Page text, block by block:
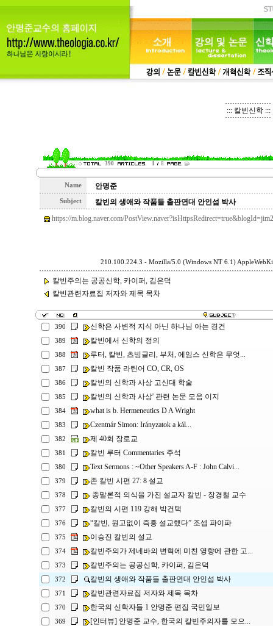
::: 칼빈신학 :::
390 1 8
Name 안명준
Subject
칼빈의 생애와 작품들 출판연대 안인섭 박사
https://m.blog.naver.com/
210.100.224.3 - Mozilla/5.0 (Windows NT 6.1)
칼빈주의는 공공신학, 카이퍼, 김은덕
칼빈관련자료집 저자와 제목 목차
390 신학은 사변적 지식 아닌 하나님 아는 경건
389 칼빈에서 신학의 정의
388 루터, 칼빈, 츠빙글리, 부처, 에임스 신학은 무엇...
387 칼빈 작품 라틴어 CO, CR, OS
386 칼빈의 신학과 사상 고신대 학술
385 칼빈의 신학과 사상' 관련 논문 모음 이지
384 what is b. Hermeneutics D A Wright
383 Czentnár Simon: Irányzatok a kál...
382 제 40회 장로교
381 칼빈 루터 Commentaries 주석
380 Text Sermons : ~Other Speakers A-F : John Calvi...
379 존 칼빈 시편 27: 8 설교
378 종말론적 의식을 가진 설교자 칼빈 - 장경철 교수
377 칼빈의 시편 119 강해 박건택
376 “칼빈, 원고없이 즉흥 설교했다” 조셉 파이파
375 이승진 칼빈의 설교
374 칼빈주의가 제네바의 변혁에 미친 영향에 관한 고...
373 칼빈주의는 공공신학, 카이퍼, 김은덕
372 칼빈의 생애와 작품들 출판연대 안인섭 박사
371 칼빈관련자료집 저자와 제목 목차
370 한국의 신학자들 1 안명준 편집 국민일보
369 [인터뷰] 안명준 교수, 한국의 칼빈주의자를 모으...